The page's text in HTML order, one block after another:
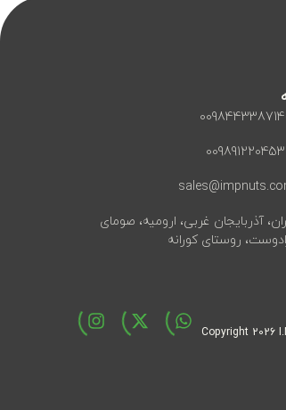
آذربایجان غربی، ارومیه، صومای
روستای کورانه
2026